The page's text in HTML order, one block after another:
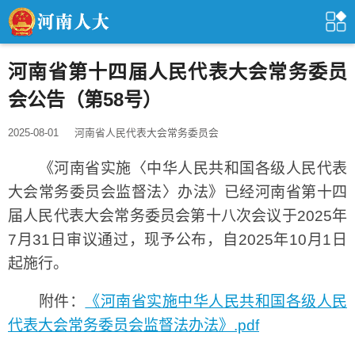
河南省第十四届人民代表大会常务委员
会公告（第58号）
2025-08-01 河南省人民代表大会常务委员会
《河南省实施〈中华人民共和国各级人民代表
大会常务委员会监督法〉办法》已经河南省第十四
届人民代表大会常务委员会第十八次会议于2025年
7月31日审议通过，现予公布，自2025年10月1日
起施行。
附件：
《河南省实施中华人民共和国各级人民
代表大会常务委员会监督法办法》.pdf